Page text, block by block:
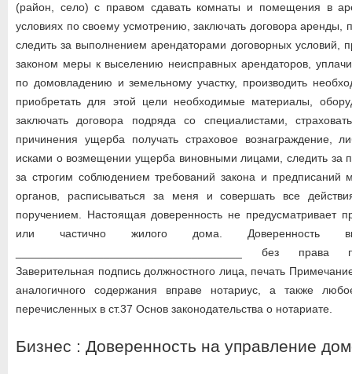
(район, село) с правом сдавать комнаты и помещения в
условиях по своему усмотрению, заключать договора аренды,
следить за выполнением арендаторами договорных условий,
законом меры к выселению неисправных арендаторов,
по домовладению и земельному участку, производить
приобретать для этой цели необходимые материалы,
заключать договора подряда со специалистами,
причинения ущерба получать страховое вознаграждение,
исками о возмещении ущерба виновными лицами, следить за
за строгим соблюдением требований закона и предписаний
органов, расписываться за меня и совершать все
поручением. Настоящая доверенность не предусматривает
или частично жилого дома. Доверенность
____________________________________ без права
Заверительная подпись должностного лица, печать
аналогичного содержания вправе нотариус, а также
перечисленных в ст.37 Основ законодательства о нотариате.
Бизнес : Доверенность на управление